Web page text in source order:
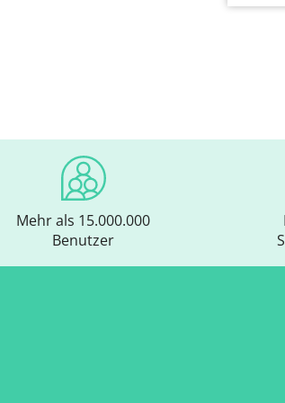
Mehr als 15.000.000
Benutzer